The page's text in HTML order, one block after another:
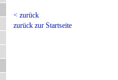
< zurück
zurück zur Startseite